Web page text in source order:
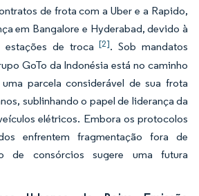
de frota com a Uber e a Rapido,
em Bangalore e Hyderabad, devido à
estações de troca[2]. Sob mandatos
GoTo da Indonésia está no caminho
parcela considerável de sua frota
sublinhando o papel de liderança da
elétricos. Embora os protocolos
enfrentem fragmentação fora de
de consórcios sugere uma futura